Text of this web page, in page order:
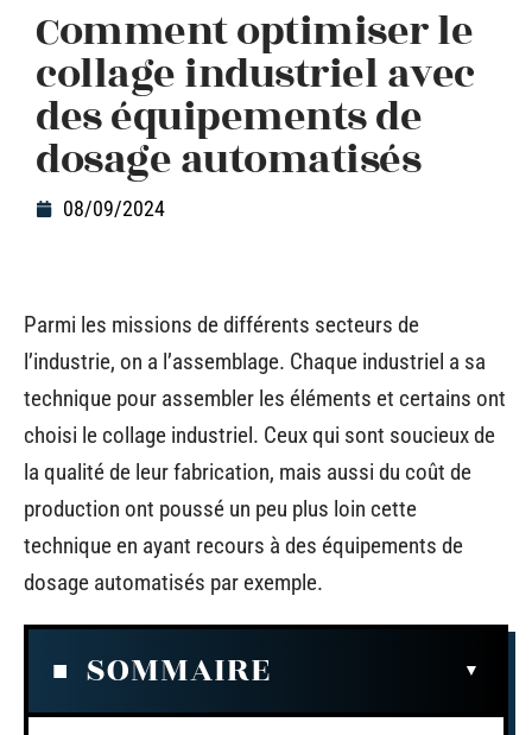
Comment optimiser le
collage industriel avec
des équipements de
dosage automatisés
08/09/2024
Parmi les missions de différents secteurs de
l’industrie, on a l’assemblage. Chaque industriel a sa
technique pour assembler les éléments et certains ont
choisi le collage industriel. Ceux qui sont soucieux de
la qualité de leur fabrication, mais aussi du coût de
production ont poussé un peu plus loin cette
technique en ayant recours à des équipements de
dosage automatisés par exemple.
SOMMAIRE